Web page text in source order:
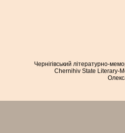
Чернігівський літературно-
Chernihiv State Literary-